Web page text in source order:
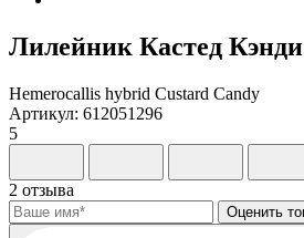
Лилейник Кастед Кэнди
Hemerocallis hybrid Custard Candy
Артикул: 612051296
5
2 отзыва